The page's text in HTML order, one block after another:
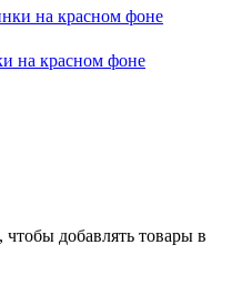
на красном фоне
чтобы добавлять товары в